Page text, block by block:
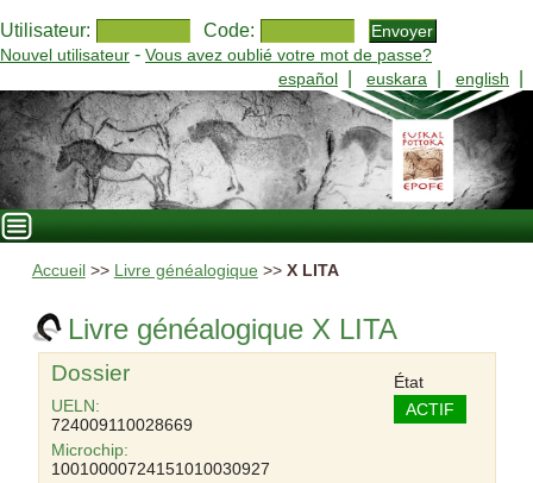
Utilisateur: Code:
Nouvel utilisateur - Vous avez oublié votre mot de passe?
español
euskara english
Accueil >> Livre généalogique >> X LITA
Livre généalogique X LITA
Dossier
UELN:
724009110028669
Microchip:
10010000724151010030927
État
ACTIF